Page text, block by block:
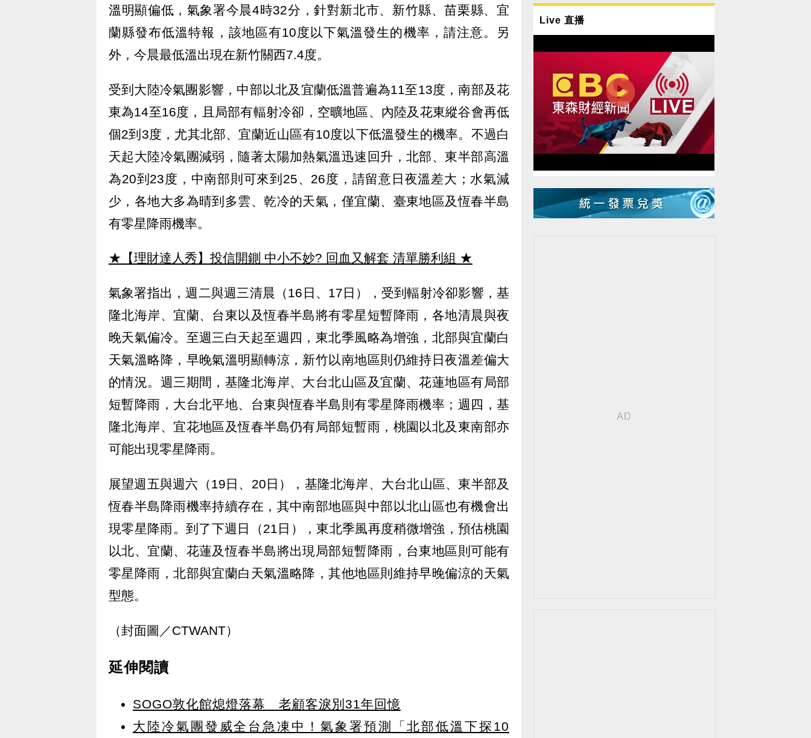
溫明顯偏低，氣象署今晨4時32分，針對新北市、新竹縣、苗栗縣、宜
蘭縣發布低溫特報，該地區有10度以下氣溫發生的機率，請注意。另
外，今晨最低溫出現在新竹關西7.4度。
受到大陸冷氣團影響，中部以北及宜蘭低溫普遍為11至13度，南部及花
東為14至16度，且局部有輻射冷卻，空曠地區、內陸及花東縱谷會再低
個2到3度，尤其北部、宜蘭近山區有10度以下低溫發生的機率。不過白
天起大陸冷氣團減弱，隨著太陽加熱氣溫迅速回升，北部、東半部高溫
為20到23度，中南部則可來到25、26度，請留意日夜溫差大；水氣減
少，各地大多為晴到多雲、乾冷的天氣，僅宜蘭、臺東地區及恆春半島
有零星降雨機率。
★【理財達人秀】投信開鍘 中小不妙? 回血又解套 清單勝利組 ★
氣象署指出，週二與週三清晨（16日、17日），受到輻射冷卻影響，基
隆北海岸、宜蘭、台東以及恆春半島將有零星短暫降雨，各地清晨與夜
晚天氣偏冷。至週三白天起至週四，東北季風略為增強，北部與宜蘭白
天氣溫略降，早晚氣溫明顯轉涼，新竹以南地區則仍維持日夜溫差偏大
的情況。週三期間，基隆北海岸、大台北山區及宜蘭、花蓮地區有局部
短暫降雨，大台北平地、台東與恆春半島則有零星降雨機率；週四，基
隆北海岸、宜花地區及恆春半島仍有局部短暫雨，桃園以北及東南部亦
可能出現零星降雨。
展望週五與週六（19日、20日），基隆北海岸、大台北山區、東半部及
恆春半島降雨機率持續存在，其中南部地區與中部以北山區也有機會出
現零星降雨。到了下週日（21日），東北季風再度稍微增強，預估桃園
以北、宜蘭、花蓮及恆春半島將出現局部短暫降雨，台東地區則可能有
零星降雨，北部與宜蘭白天氣溫略降，其他地區則維持早晚偏涼的天氣
型態。
（封面圖／CTWANT）
延伸閱讀
SOGO敦化館熄燈落幕 老顧客淚別31年回憶
大陸冷氣團發威全台急凍中！氣象署預測「北部低溫下探10
Live 直播